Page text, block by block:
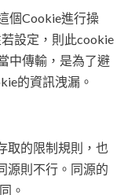
個Cookie進行操
設定，則此cookie
中傳輸，是為了避
的資訊洩漏。
取的限制規則，也
源則不行。同源的
。